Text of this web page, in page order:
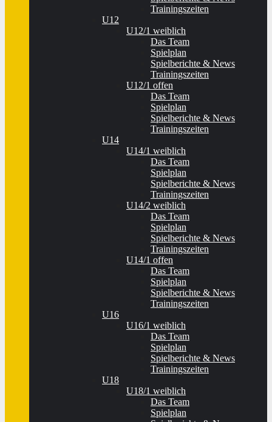
Trainingszeiten
U12
U12/1 weiblich
Das Team
Spielplan
Spielberichte & News
Trainingszeiten
U12/1 offen
Das Team
Spielplan
Spielberichte & News
Trainingszeiten
U14
U14/1 weiblich
Das Team
Spielplan
Spielberichte & News
Trainingszeiten
U14/2 weiblich
Das Team
Spielplan
Spielberichte & News
Trainingszeiten
U14/1 offen
Das Team
Spielplan
Spielberichte & News
Trainingszeiten
U16
U16/1 weiblich
Das Team
Spielplan
Spielberichte & News
Trainingszeiten
U18
U18/1 weiblich
Das Team
Spielplan